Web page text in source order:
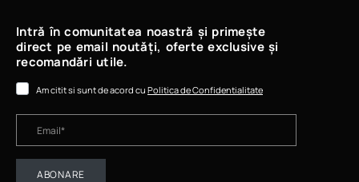
Intră în comunitatea noastră și primește
direct pe email noutăți, oferte exclusive și
recomandări utile.
Am citit si sunt de acord cu Politica de Confidentialitate
ABONARE